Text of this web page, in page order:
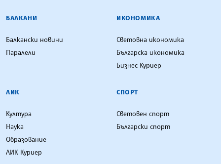
БАЛКАНИ
Балкански новини
Паралели
ИКОНОМИКА
Световна икономика
Българска икономика
Бизнес Куриер
ЛИК
Култура
Наука
Образование
ЛИК Куриер
СПОРТ
Световен спорт
Български спорт